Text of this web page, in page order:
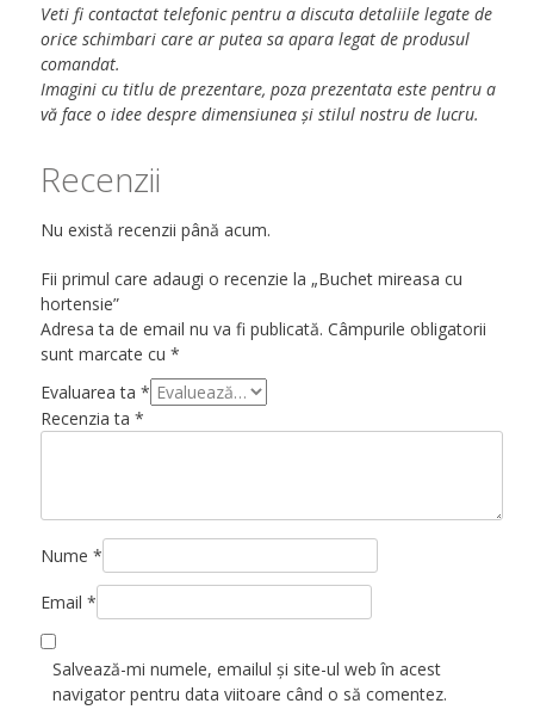
Veti fi contactat telefonic pentru a discuta detaliile legate de
orice schimbari care ar putea sa apara legat de produsul
comandat.
Imagini cu titlu de prezentare, poza prezentata este pentru a
vă face o idee despre dimensiunea și stilul nostru de lucru.
Recenzii
Nu există recenzii până acum.
Fii primul care adaugi o recenzie la „Buchet mireasa cu
hortensie”
Adresa ta de email nu va fi publicată. Câmpurile obligatorii
sunt marcate cu *
Evaluarea ta *
Recenzia ta *
Nume *
Email *
Salvează-mi numele, emailul și site-ul web în acest
navigator pentru data viitoare când o să comentez.